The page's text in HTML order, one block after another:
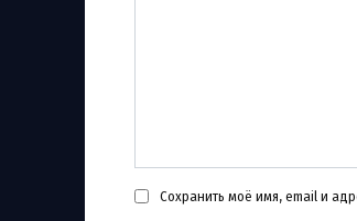
Сохранить моё имя, email и